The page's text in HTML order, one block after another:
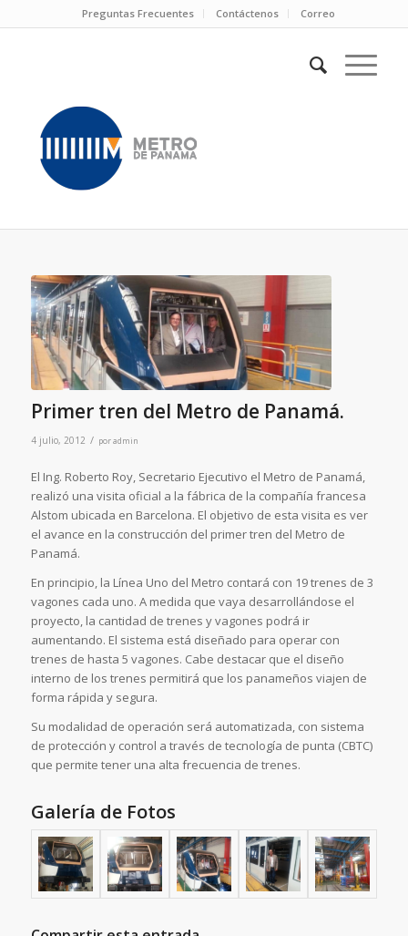
Preguntas Frecuentes Contáctenos Correo
Primer tren del Metro de Panamá.
4 julio, 2012 / poradmin
El Ing. Roberto Roy, Secretario Ejecutivo el Metro de Panamá,
realizó una visita oficial a la fábrica de la compañía francesa
Alstom ubicada en Barcelona. El objetivo de esta visita es ver
el avance en la construcción del primer tren del Metro de
Panamá.
En principio, la Línea Uno del Metro contará con 19 trenes de 3
vagones cada uno. A medida que vaya desarrollándose el
proyecto, la cantidad de trenes y vagones podrá ir
aumentando. El sistema está diseñado para operar con
trenes de hasta 5 vagones. Cabe destacar que el diseño
interno de los trenes permitirá que los panameños viajen de
forma rápida y segura.
Su modalidad de operación será automatizada, con sistema
de protección y control a través de tecnología de punta (CBTC)
que permite tener una alta frecuencia de trenes.
Galería de Fotos